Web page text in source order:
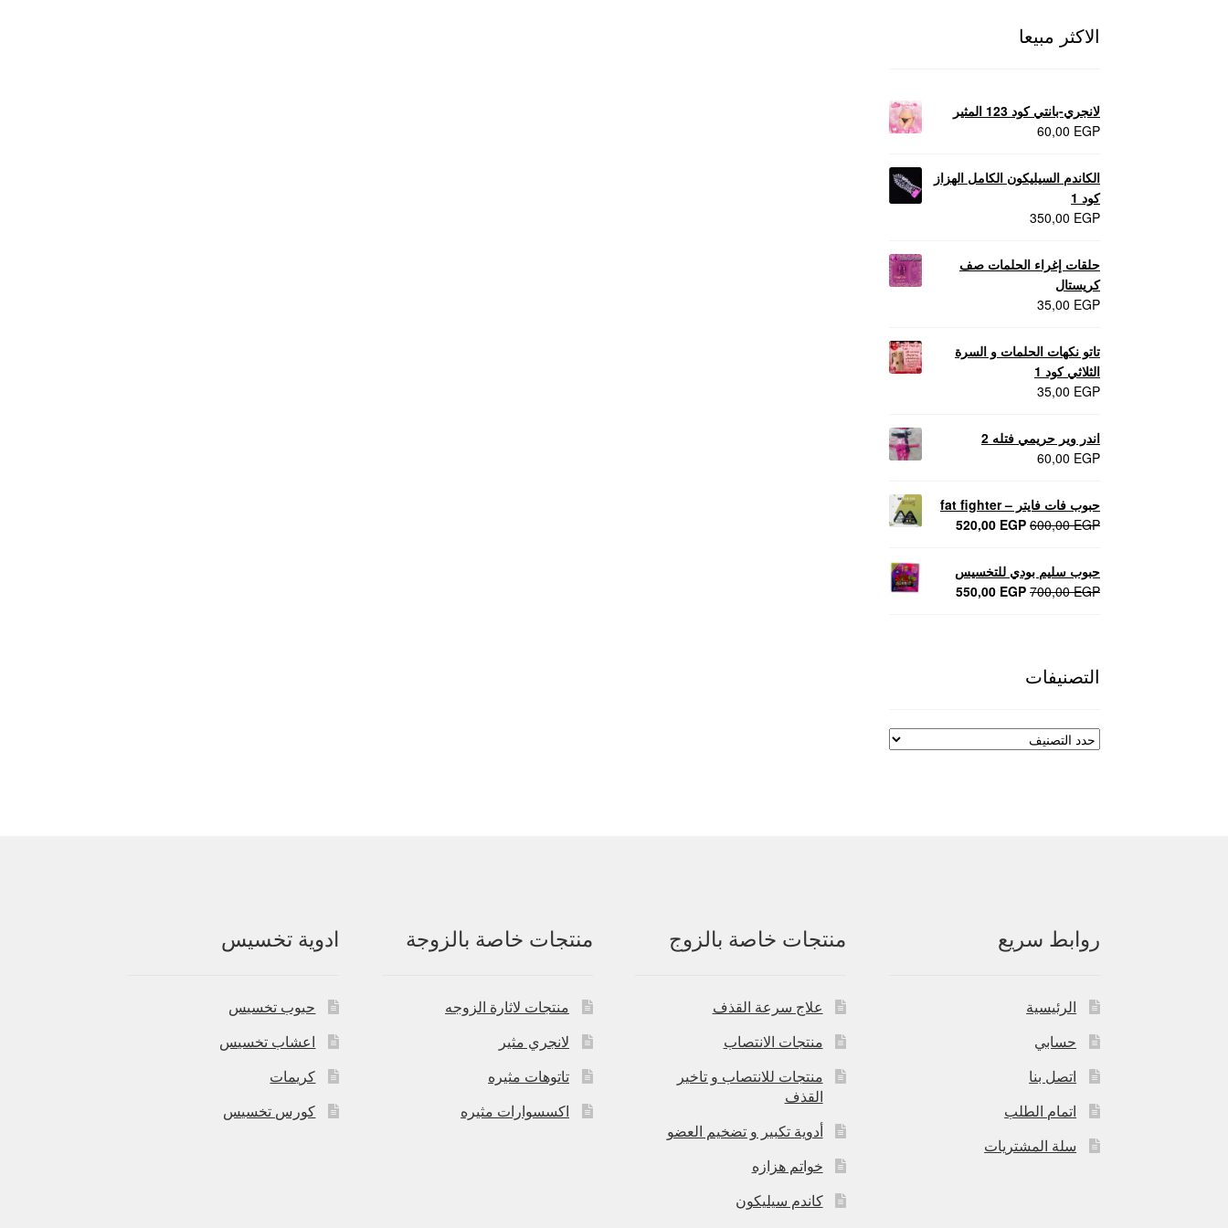
الاكثر مبيعا
لانجري-بانتي كود 123 المثير
60,00 EGP
الكاندم السيليكون الكامل الهزاز
كود 1
350,00 EGP
حلقات إغراء الحلمات صف
كريستال
35,00 EGP
تاتو نكهات الحلمات و السرة
الثلاثي كود 1
35,00 EGP
اندر وير حريمي فتله 2
60,00 EGP
حبوب فات فايتر – fat fighter
600,00EGP
السعر
600,00 EGP.
520,00 EGP
السعر
520,00 EGP.
حبوب سليم بودي للتخسيس
700,00EGP
السعر550,00 EGP
السعر
التصنيفات
روابط سريع
الرئيسية
حسابي
اتصل بنا
اتمام الطلب
سلة المشتريات
منتجات خاصة بالزوج
علاج سرعة القذف
منتجات الانتصاب
منتجات للانتصاب و تاخير
القذف
أدوية تكبير و تضخيم العضو
خواتم هزازه
كاندم سيليكون
منتجات خاصة بالزوجة
منتجات لاثارة الزوجه
لانجري مثير
تاتوهات مثيره
اكسسوارات مثيره
ادوية تخسيس
حبوب تخسيس
اعشاب تخسيس
كريمات
كورس تخسيس